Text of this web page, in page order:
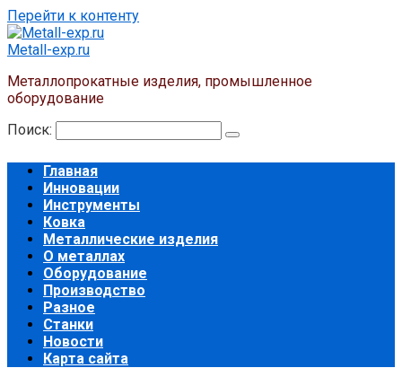
Перейти к контенту
Metall-exp.ru
Металлопрокатные изделия, промышленное
оборудование
Поиск:
Главная
Инновации
Инструменты
Ковка
Металлические изделия
О металлах
Оборудование
Производство
Разное
Станки
Новости
Карта сайта